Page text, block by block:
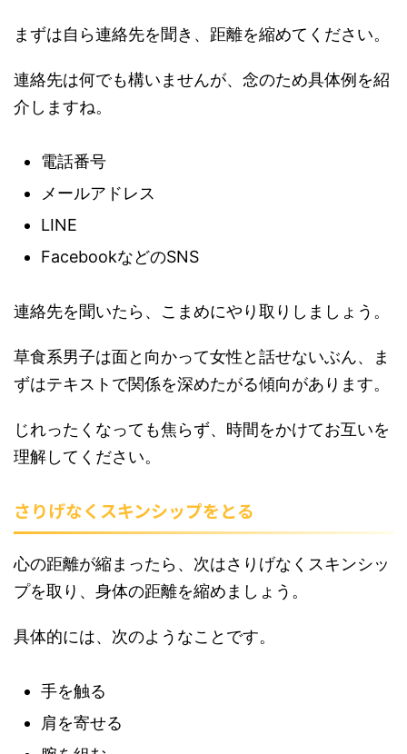
まずは自ら連絡先を聞き、距離を縮めてください。
連絡先は何でも構いませんが、念のため具体例を紹
介しますね。
電話番号
メールアドレス
LINE
FacebookなどのSNS
連絡先を聞いたら、こまめにやり取りしましょう。
草食系男子は面と向かって女性と話せないぶん、ま
ずはテキストで関係を深めたがる傾向があります。
じれったくなっても焦らず、時間をかけてお互いを
理解してください。
さりげなくスキンシップをとる
心の距離が縮まったら、次はさりげなくスキンシッ
プを取り、身体の距離を縮めましょう。
具体的には、次のようなことです。
手を触る
肩を寄せる